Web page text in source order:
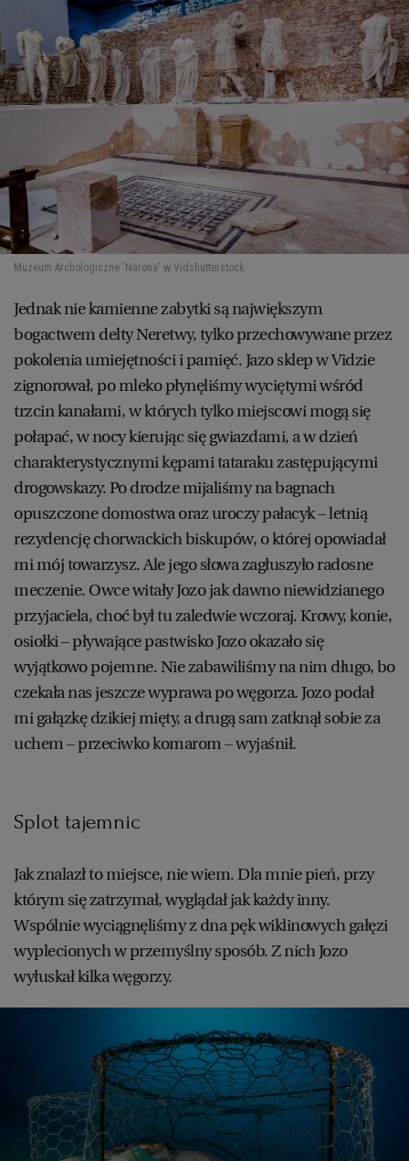
Muzeum Archologiczne 'Narona' w Vid shutterstock
Jednak nie kamienne zabytki są największym
bogactwem delty Neretwy, tylko przechowywane przez
pokolenia umiejętności i pamięć. Jazo sklep w Vidzie
zignorował, po mleko płynęliśmy wyciętymi wśród
trzcin kanałami, w których tylko miejscowi mogą się
połapać, w nocy kierując się gwiazdami, a w dzień
charakterystycznymi kępami tataraku zastępującymi
drogowskazy. Po drodze mijaliśmy na bagnach
opuszczone domostwa oraz uroczy pałacyk – letnią
rezydencję chorwackich biskupów, o której opowiadał
mi mój towarzysz. Ale jego słowa zagłuszyło radosne
meczenie. Owce witały Jozo jak dawno niewidzianego
przyjaciela, choć był tu zaledwie wczoraj. Krowy, konie,
osiołki – pływające pastwisko Jozo okazało się
wyjątkowo pojemne. Nie zabawiliśmy na nim długo, bo
czekała nas jeszcze wyprawa po węgorza. Jozo podał
mi gałązkę dzikiej mięty, a drugą sam zatknął sobie za
uchem – przeciwko komarom – wyjaśnił.
Splot tajemnic
Jak znalazł to miejsce, nie wiem. Dla mnie pień, przy
którym się zatrzymał, wyglądał jak każdy inny.
Wspólnie wyciągnęliśmy z dna pęk wiklinowych gałęzi
wyplecionych w przemyślny sposób. Z nich Jozo
wyłuskał kilka węgorzy.